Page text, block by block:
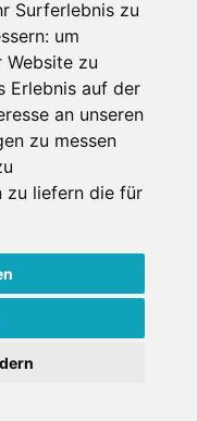
Surferlebnis zu
um
Website zu
Erlebnis auf der
an unseren
zu messen
zu liefern die für
Mediadaten
GmbH